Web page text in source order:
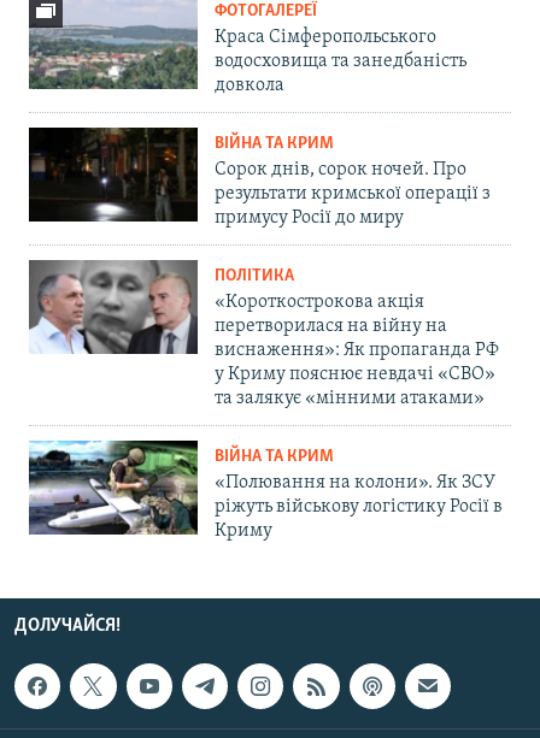
ФОТОГАЛЕРЕЇ
Краса Сімферопольського
водосховища та занедбаність
довкола
ВІЙНА ТА КРИМ
Сорок днів, сорок ночей. Про
результати кримської операції з
примусу Росії до миру
ПОЛІТИКА
«Короткострокова акція
перетворилася на війну на
виснаження»: Як пропаганда РФ
у Криму пояснює невдачі «СВО»
та залякує «мінними атаками»
ВІЙНА ТА КРИМ
«Полювання на колони». Як ЗСУ
ріжуть військову логістику Росії в
Криму
ДОЛУЧАЙСЯ!